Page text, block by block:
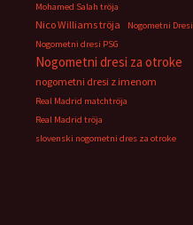
Mohamed Salah tröja
Nico Williams tröja
Nogometni Dresi
Nogometni dresi PSG
Nogometni dresi za otroke
nogometni dresi z imenom
Real Madrid matchtröja
Real Madrid tröja
slovenski nogometni dres za otroke